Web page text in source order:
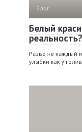
Блог
Белый
реальность?
Разве не каждый
улыбки как у